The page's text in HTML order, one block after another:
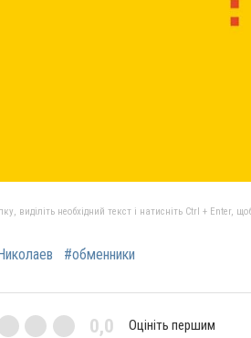
виділіть необхідний текст і натисніть Ctrl + Enter,
#обменники
0,0 Оцініть першим